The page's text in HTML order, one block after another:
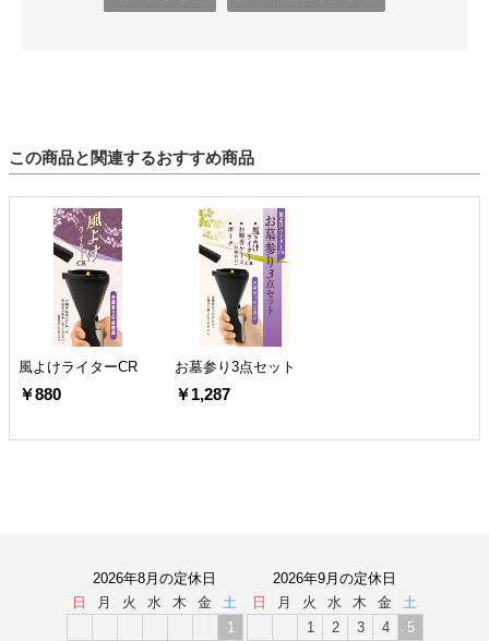
この商品と関連するおすすめ商品
風よけライターCR
￥880
お墓参り3点セット
￥1,287
2026年8月の定休日
日
月 火 水 木 金
土
1
2026年9月の定休日
日
月 火 水 木 金
土
1
2 3 4
5